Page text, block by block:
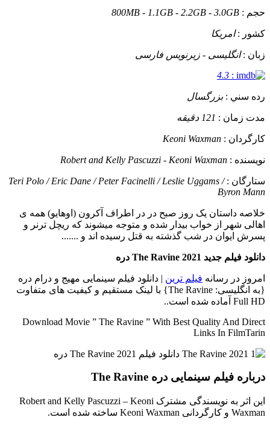
حجم : 800MB - 1.1GB - 2.2GB - 3.0GB
کشور :امریکا
زبان :انگلیسی - زیرنویس فارسی
:
4.3
رده سني :بزرگسال
مدت زمان : 121 دقیقه
کارگردان : Keoni Waxman
نويسنده : Robert and Kelly Pascuzzi - Keoni Waxman
ستارگان :Teri Polo / Eric Dane / Peter Facinelli / Leslie Uggams /
Byron Mann
خلاصه داستان یک روز صبح در در اطراف آکرون (اوهایو) همه ی
اهالی شهر از خواب بیدار شده و متوجه میشوند که ریچل ترنر و
پسرش ایوان در شب گذشته به قتل رسیده اند و .......
دانلود فیلم جدید The Ravine 2021 دره
امروز در رسانه فیلم ترین | دانلود فیلم سینمایی مهیج و درام دره
{به انگلیسی: The Ravine} با لینک مستقیم و کیفیت های متفاوت
Full HD آماده شده است..
Download Movie ” The Ravine ” With Best Quality And Direct
Links In FilmTarin
درباره فیلم سینمایی دره The Ravine
این اثر به نویسندگی مشترک Robert and Kelly Pascuzzi – Keoni
Waxman و کارگردانی Keoni Waxman ساخته شده است.